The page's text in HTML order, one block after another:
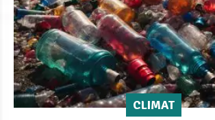
CLIMAT